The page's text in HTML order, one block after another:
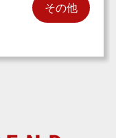
その他